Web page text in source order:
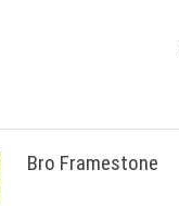
Bro Framestone